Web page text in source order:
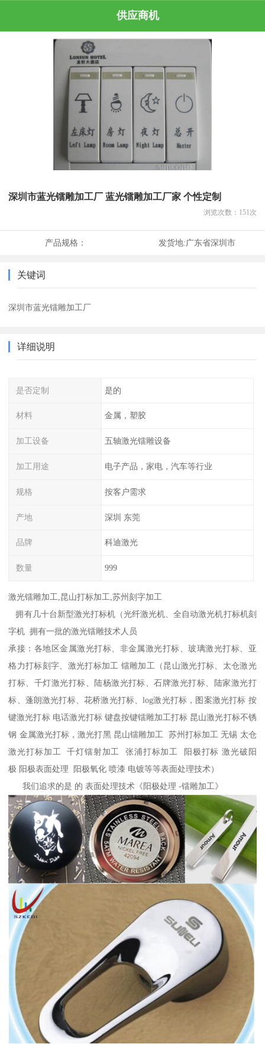
供应商机
深圳市蓝光镭雕加工厂 蓝光镭雕加工厂家 个性定制
浏览次数： 151 次
产品规格： 发货地:广东省深圳市
关键词
深圳市蓝光镭雕加工厂
详细说明
是否定制 是的
材料 金属，塑胶
加工设备 五轴激光镭雕设备
加工用途 电子产品，家电，汽车等行业
规格 按客户需求
产地 深圳 东莞
品牌 科迪激光
数量 999
激光镭雕加工,昆山打标加工,苏州刻字加工
拥有几十台新型激光打标机（光纤激光机、全自动激光机打标机刻
字机 拥有一批的激光镭雕技术人员
承接：各地区金属激光打标、非金属激光打标、玻璃激光打标、亚
格力打标刻字、激光打标加工 镭雕加工（昆山激光打标、太仓激光
打标、千灯激光打标、陆杨激光打标、石牌激光打标、陆家激光打
标、蓬朗激光打标、花桥激光打标、log激光打标，图案激光打标 按
键激光打标 电话激光打标 键盘按键镭雕加工打标 昆山激光打标不锈
钢 金属激光打标，激光打黑 昆山镭雕加工 苏州打标加工 无锡 太仓
激光打标加工 千灯镭射加工 张浦打标加工 阳极打标 激光破阳
极 阳极表面处理 阳极氧化 喷漆 电镀等等表面处理技术）
我们追求的是 的 表面处理技术《阳极处理 -镭雕加工》